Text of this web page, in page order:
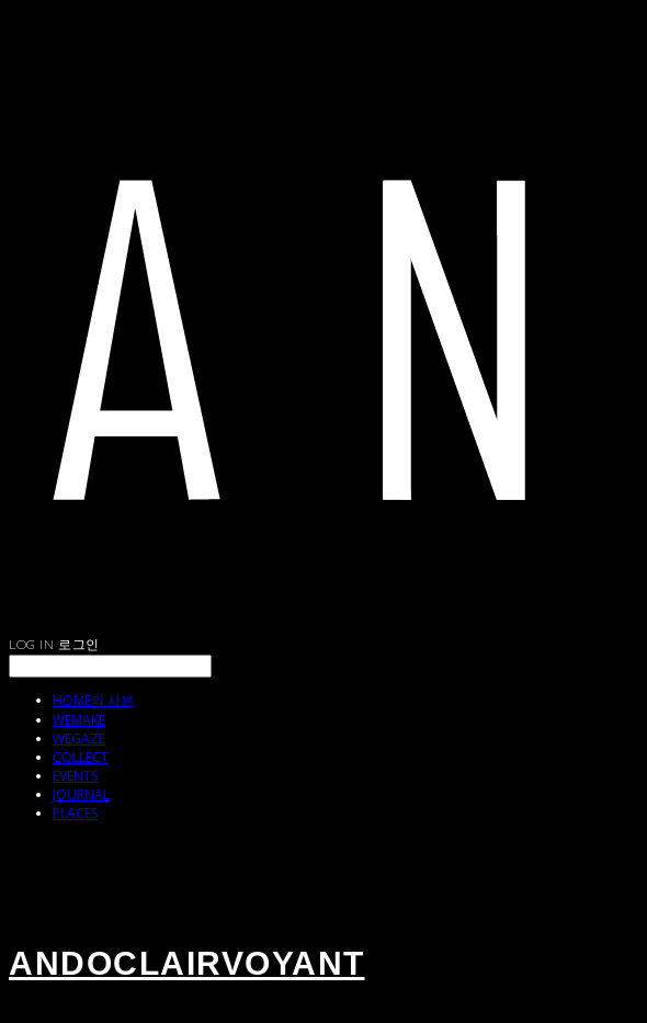
LOG IN 로그인
HOME의 사본
WEMAKE
WEGAZE
COLLECT
EVENTS
JOURNAL
PLACES
ANDOCLAIRVOYANT